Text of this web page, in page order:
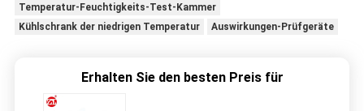
Temperatur-Feuchtigkeits-Test-Kammer
Kühlschrank der niedrigen Temperatur
Auswirkungen-Prüfgeräte
Erhalten Sie den besten Preis für